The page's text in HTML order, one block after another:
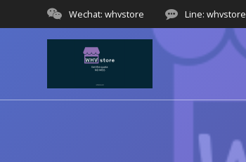
to
Wechat: whvstore Line: whvstore